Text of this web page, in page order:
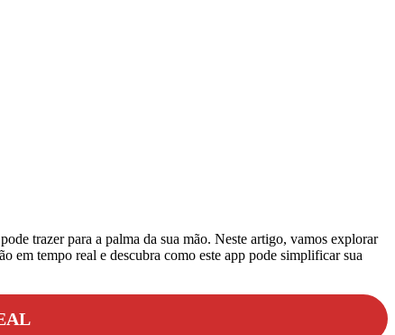
trazer para a palma da sua mão. Neste artigo, vamos explorar
em tempo real e descubra como este app pode simplificar sua